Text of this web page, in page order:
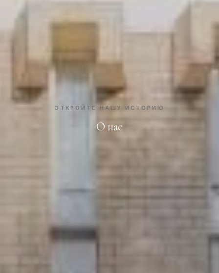
ОТКРОЙТЕ НАШУ ИСТОРИЮ
О нас